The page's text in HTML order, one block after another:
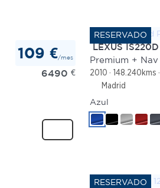
109 €/mes
6490 €
LEXUS IS220D
Premium + Nav
2010 148.240kms
Madrid
Azul